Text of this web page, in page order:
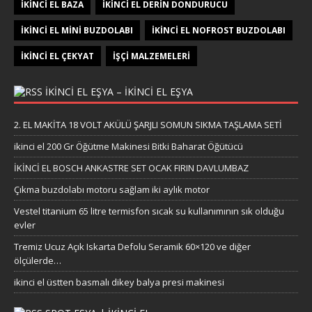
İKINCI EL BAZA İKINCI EL DERIN DONDURUCU
İKINCI EL MINI BUZDOLABI İKINCI EL NOFROST BUZDOLABI
İKINCI EL ÇEKYAT İŞÇI MALZEMELERI
IKINCI EL EŞYA – IKINCI EL EŞYA
2. EL MAKİTA 18 VOLT AKÜLÜ ŞARJLI SOMUN SIKMA TAŞLAMA SETİ
ikinci el 200 Gr Öğütme Makinesi Bitki Baharat Öğütücü
İKİNCİ EL BOSCH ANKASTRE SET OCAK FIRIN DAVLUMBAZ
Çıkma buzdolabı motoru sağlam iki aylık motor
Vestel titanium 65 litre termisfon sıcak su kullanımının sık olduğu
evler
Tremiz Ucuz Açık Iskarta Defolu Seramik 60×120 ve diğer
ölçülerde…
ikinci el üstten basmalı dikey balya presi makinesi